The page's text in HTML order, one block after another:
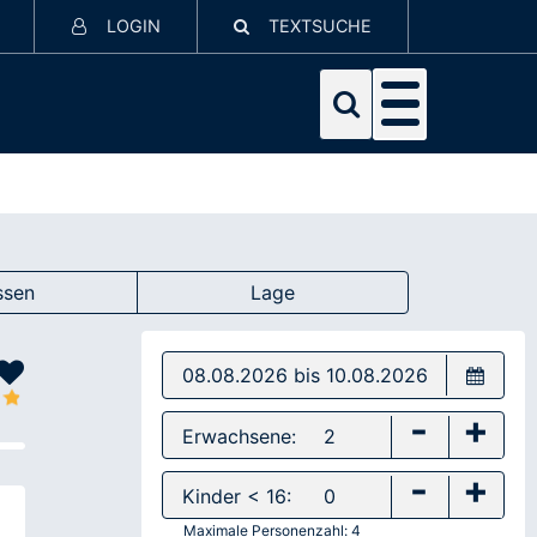
LOGIN TEXTSUCHE
Lage
Erwachsene: - +
Kinder < 16: - +
Maximale Personenzahl: 4